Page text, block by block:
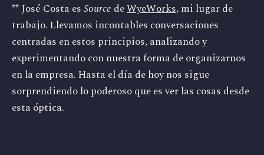
** José Costa esSource deWyeWorks, mi lugar de
trabajo. Llevamos incontables conversaciones
centradas en estos principios, analizando y
experimentando con nuestra forma de organizarnos
en la empresa. Hasta el día de hoy nos sigue
sorprendiendo lo poderoso que es ver las cosas desde
esta óptica.